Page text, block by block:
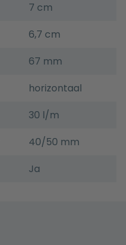
7 cm
6,7 cm
67 mm
horizontaal
30 l/m
40/50 mm
Ja